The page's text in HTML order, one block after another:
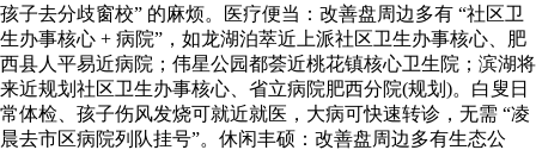
孩子去分歧窗校” 的麻烦。医疗便当：改善盘周边多有 “社区卫
生办事核心 + 病院”，如龙湖泊萃近上派社区卫生办事核心、肥
西县人平易近病院；伟星公园都荟近桃花镇核心卫生院；滨湖将
来近规划社区卫生办事核心、省立病院肥西分院(规划)。白叟日
常体检、孩子伤风发烧可就近就医，大病可快速转诊，无需 “凌
晨去市区病院列队挂号”。休闲丰硕：改善盘周边多有生态公